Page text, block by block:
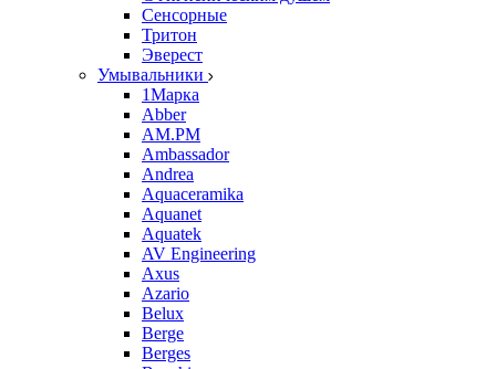
Сенсорные
Тритон
Эверест
Умывальники
1Марка
Abber
AM.PM
Ambassador
Andrea
Aquaceramika
Aquanet
Aquatek
AV Engineering
Axus
Azario
Belux
Berge
Berges